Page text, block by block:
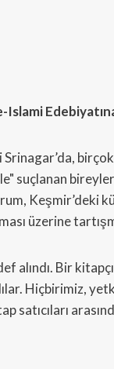
Islami
suçlanan
Keşmir’deki
üzerine
alındı. Bir
Hiçbirimiz,
satıcıları